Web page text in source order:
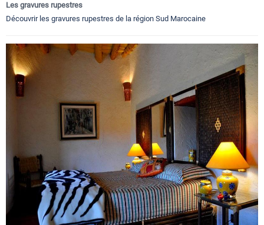
Les gravures rupestres
Découvrir les gravures rupestres de la région Sud Marocaine